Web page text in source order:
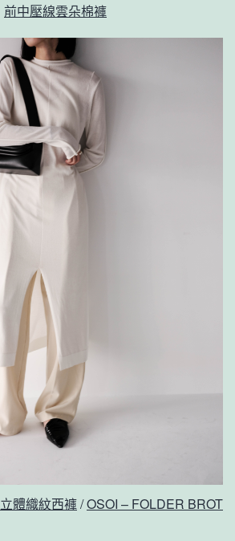
前中壓線雲朵棉褲
立體織紋西褲/OSOI – FOLDER BROT